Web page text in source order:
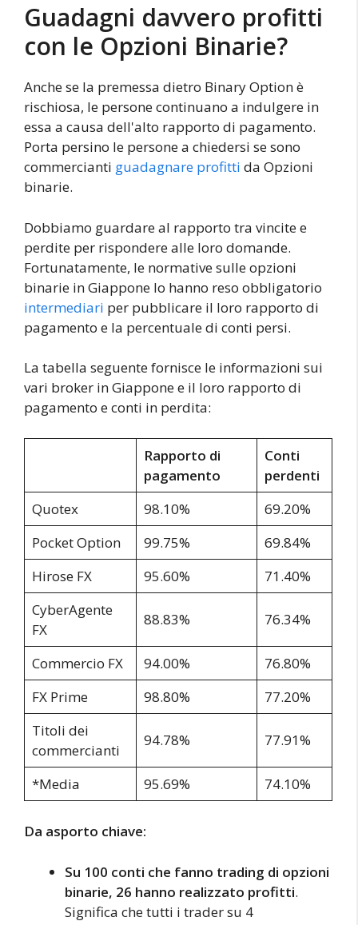
Guadagni davvero profitti
con le Opzioni Binarie?
Anche se la premessa dietro Binary Option è
rischiosa, le persone continuano a indulgere in
essa a causa dell'alto rapporto di pagamento.
Porta persino le persone a chiedersi se sono
commercianti guadagnare profitti da Opzioni
binarie.
Dobbiamo guardare al rapporto tra vincite e
perdite per rispondere alle loro domande.
Fortunatamente, le normative sulle opzioni
binarie in Giappone lo hanno reso obbligatorio
intermediari per pubblicare il loro rapporto di
pagamento e la percentuale di conti persi.
La tabella seguente fornisce le informazioni sui
vari broker in Giappone e il loro rapporto di
pagamento e conti in perdita:
Rapporto di
pagamento
Conti
perdenti
Quotex
98.10%
69.20%
Pocket Option
99.75%
69.84%
Hirose FX
95.60%
71.40%
CyberAgente
FX
88.83% 76.34%
Commercio FX 94.00%
76.80%
FX Prime
98.80%
77.20%
Titoli dei
commercianti
94.78% 77.91%
*Media 95.69% 74.10%
Da asporto chiave:
Su 100 conti che fanno trading di opzioni
binarie, 26 hanno realizzato profitti.
Significa che tutti i trader su 4